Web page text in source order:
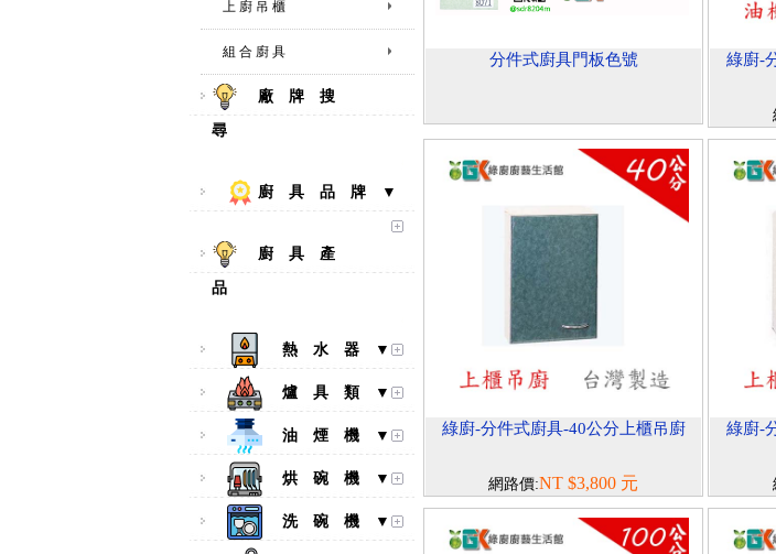
上 廚 吊 櫃
組 合 廚 具
廠 牌 搜
尋
廚 具 品 牌 ▼
廚 具 產
品
熱 水 器 ▼
爐 具 類 ▼
油 煙 機 ▼
烘 碗 機 ▼
洗 碗 機 ▼
分件式廚具門板色號
綠廚-
綠廚-分件式廚具-40公分上櫃吊廚
網路價:NT $3,800 元
綠廚-